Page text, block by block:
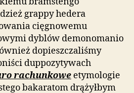
grappy hedera
cięgnowemu
dyblów demonomanio
dopieszczaliśmy
duppozytywach
rachunkowe etymologie
bakaratom drążyłbym